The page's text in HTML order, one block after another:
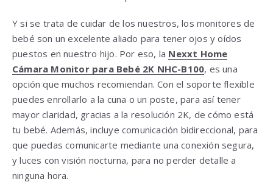
Y si se trata de cuidar de los nuestros, los monitores de
bebé son un excelente aliado para tener ojos y oídos
puestos en nuestro hijo. Por eso, la Nexxt Home
Cámara Monitor para Bebé 2K NHC-B100, es una
opción que muchos recomiendan. Con el soporte flexible
puedes enrollarlo a la cuna o un poste, para así tener
mayor claridad, gracias a la resolución 2K, de cómo está
tu bebé. Además, incluye comunicación bidireccional, para
que puedas comunicarte mediante una conexión segura,
y luces con visión nocturna, para no perder detalle a
ninguna hora.